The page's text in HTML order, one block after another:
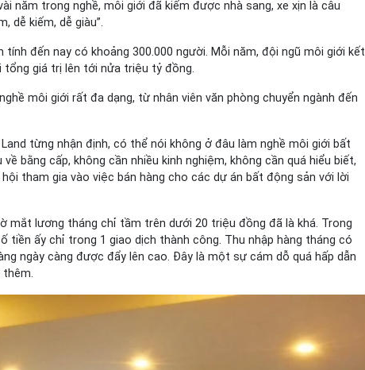
năm trong nghề, môi giới đã kiếm được nhà sang, xe xịn là câu
dễ kiếm, dễ giàu”.
đến nay có khoảng 300.000 người. Mỗi năm, đội ngũ môi giới kết
tổng giá trị lên tới nửa triệu tỷ đồng.
môi giới rất đa dạng, từ nhân viên văn phòng chuyển ngành đến
từng nhận định, có thể nói không ở đâu làm nghề môi giới bất
bằng cấp, không cần nhiều kinh nghiệm, không cần quá hiểu biết,
tham gia vào việc bán hàng cho các dự án bất động sản với lời
mắt lương tháng chỉ tầm trên dưới 20 triệu đồng đã là khá. Trong
tiền ấy chỉ trong 1 giao dịch thành công. Thu nhập hàng tháng có
ngày càng được đẩy lên cao. Đây là một sự cám dỗ quá hấp dẫn
thêm.